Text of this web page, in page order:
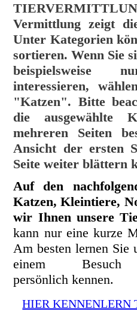
Vermittlung zeigt
Unter Kategorien
sortieren. Wenn Sie
interessieren,
"Katzen". Bitte
die ausgewählte
mehreren Seiten
Ansicht der ersten
Seite weiter blättern
Auf den
Katzen, Kleintiere,
wir Ihnen unsere
kann nur eine kurze
Am besten lernen Sie
einem
persönlich kennen.
HIER KENNENLERN